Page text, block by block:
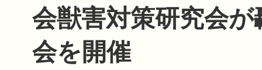
会獣害対策研究会
会を開催